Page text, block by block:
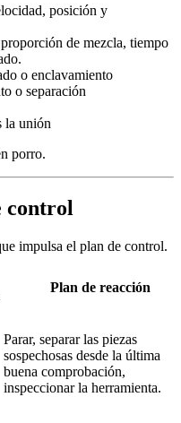
posición y
de mezcla, tiempo
o enclavamiento
o separación
la unión
porro.
control
impulsa el plan de control.
Plan de reacción
Parar, separar las piezas
sospechosas desde la última
buena comprobación,
inspeccionar la herramienta.